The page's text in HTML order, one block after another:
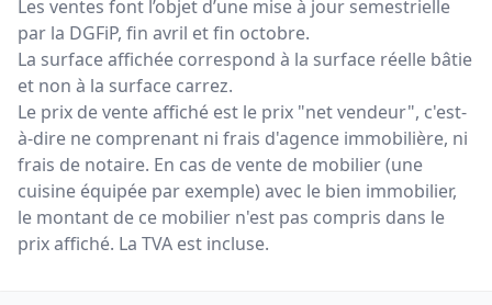
Les ventes font l’objet d’une mise à jour semestrielle
par la DGFiP, fin avril et fin octobre.
La surface affichée correspond à la surface réelle bâtie
et non à la surface carrez.
Le prix de vente affiché est le prix "net vendeur", c'est-
à-dire ne comprenant ni frais d'agence immobilière, ni
frais de notaire. En cas de vente de mobilier (une
cuisine équipée par exemple) avec le bien immobilier,
le montant de ce mobilier n'est pas compris dans le
prix affiché. La TVA est incluse.